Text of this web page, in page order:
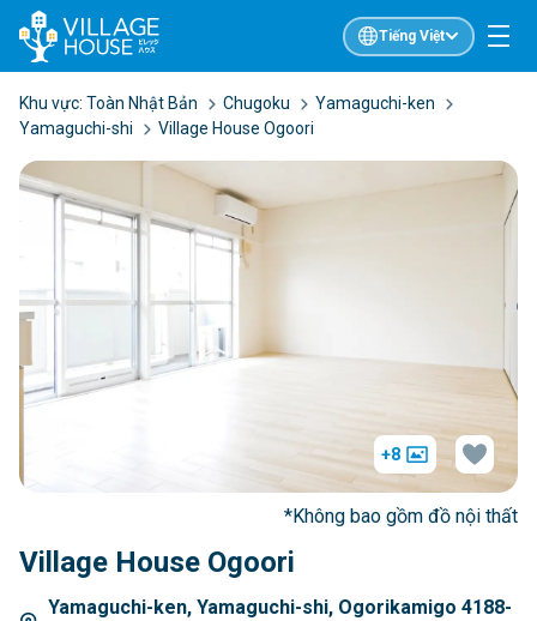
Tiếng Việt
Khu vực: Toàn Nhật Bản Chugoku
Yamaguchi-ken
Yamaguchi-shi
Village House Ogoori
Village House Ogoori
Yamaguchi-ken, Yamaguchi-shi, Ogorikamigo 4188-
+8
*Không bao gồm đồ nội thất